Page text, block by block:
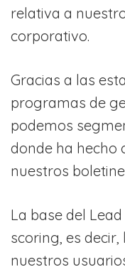
relativa a
corporativo.
Gracias a las
programas de
podemos
donde ha hecho
nuestros
La base del
scoring, es
nuestros